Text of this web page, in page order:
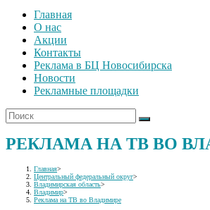
Главная
О нас
Акции
Контакты
Реклама в БЦ Новосибирска
Новости
Рекламные площадки
РЕКЛАМА НА ТВ ВО
Главная>
Центральный федеральный округ>
Владимирская область>
Владимир>
Реклама на ТВ во Владимире